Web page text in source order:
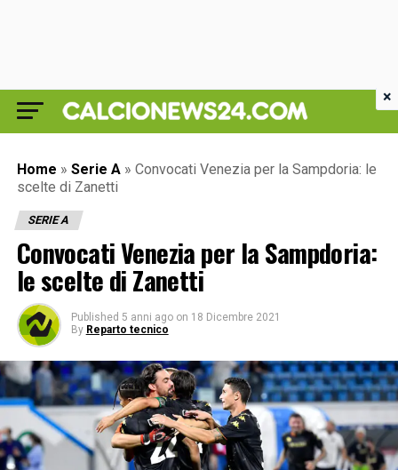
Home » Serie A » Convocati Venezia per la Sampdoria: le
scelte di Zanetti
SERIE A
Convocati Venezia per la Sampdoria:
le scelte di Zanetti
Published 5 anni ago on 18 Dicembre 2021
By Reparto tecnico
×